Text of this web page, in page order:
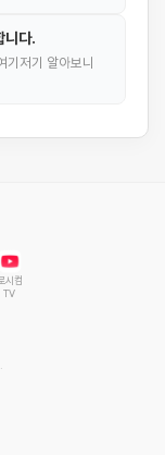
니다.
기저기 알아보니
시컴
TV